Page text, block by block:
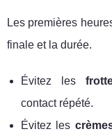
Les premières
finale et la durée.
Évitez les
contact répété.
Évitez les